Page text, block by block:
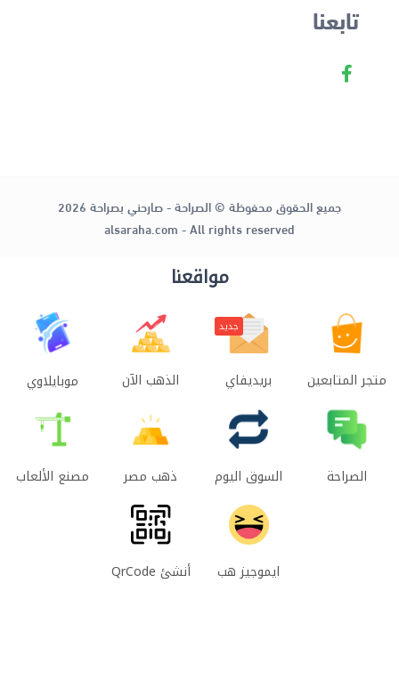
تابعنا
جميع الحقوق محفوظة © الصراحة - صارحني بصراحة 2026
alsaraha.com - All rights reserved